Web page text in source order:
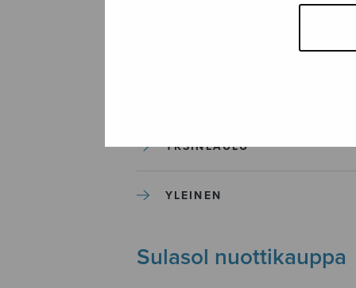
SOITINKOULUT JA OPPAAT
YKSINLAULU
YLEINEN
Sulasol nuottikauppa